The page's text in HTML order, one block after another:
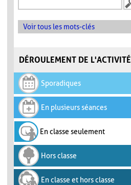
Voir tous les mots-clés
DÉROULEMENT DE L'ACTIVITÉ
Sporadiques
En plusieurs séances
En classe seulement
Hors classe
En classe et hors classe